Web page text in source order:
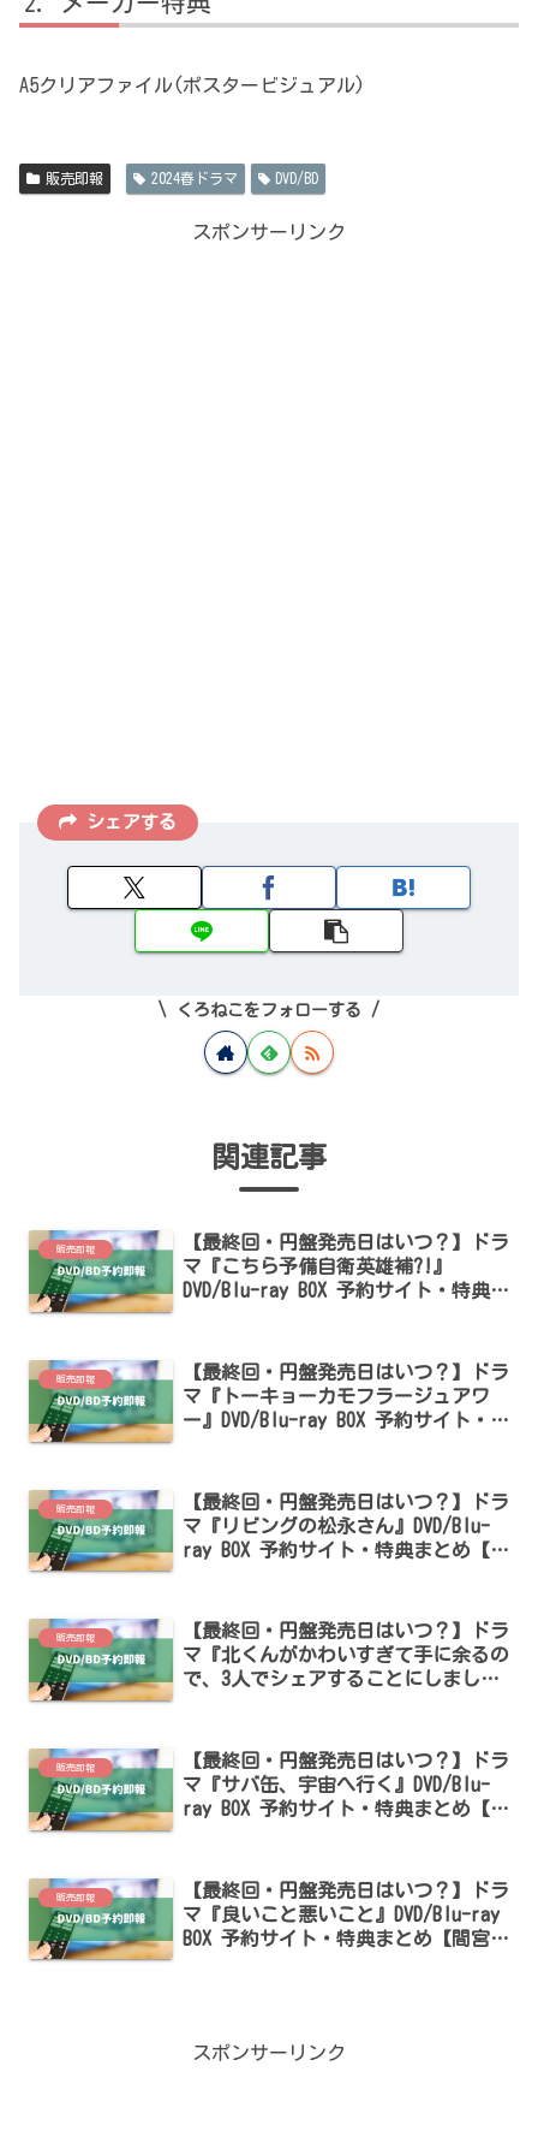
A5クリアファイル(ポスタービジュアル)
販売即報 2024春ドラマ DVD/BD
スポンサーリンク
シェアする
くろねこをフォローする
関連記事
販売即報
【最終回・円盤発売日はいつ？】ドラ
マ『こちら予備自衛英雄補?!』
DVD/Blu-ray BOX 予約サイト・特典ま
販売即報
【最終回・円盤発売日はいつ？】ドラ
マ『トーキョーカモフラージュアワ
ー』DVD/Blu-ray BOX 予約サイト・特
販売即報
【最終回・円盤発売日はいつ？】ドラ
マ『リビングの松永さん』DVD/Blu-
ray BOX 予約サイト・特典まとめ【中
販売即報
【最終回・円盤発売日はいつ？】ドラ
マ『北くんがかわいすぎて手に余るの
で、3人でシェアすることにしまし
洋志・増子敦貴出演】
販売即報
【最終回・円盤発売日はいつ？】ドラ
マ『サバ缶、宇宙へ行く』DVD/Blu-
ray BOX 予約サイト・特典まとめ【北
販売即報
【最終回・円盤発売日はいつ？】ドラ
マ『良いこと悪いこと』DVD/Blu-ray
BOX 予約サイト・特典まとめ【間宮祥
スポンサーリンク